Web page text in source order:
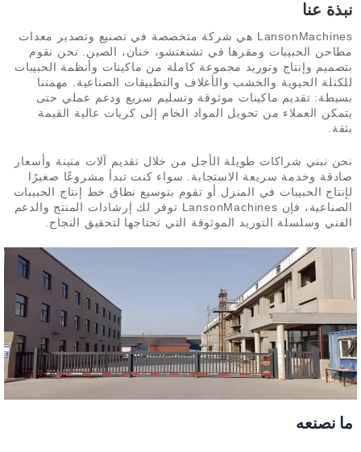
نبذة عنا
LansonMachines هي شركة متخصصة في تصنيع وتصدير معدات
مطاحن الحبيبات ومقرها في تشنغتشو، خنان، الصين. نحن نقوم
بتصميم وإنتاج وتوريد مجموعة كاملة من ماكينات وأنظمة الحبيبات
للكتلة الحيوية والخشب والأعلاف والتطبيقات الصناعية. مهمتنا
بسيطة: تقديم ماكينات موثوقة وتسليم سريع ودعم عملي حتى
يتمكن العملاء من تحويل المواد الخام إلى كريات عالية القيمة
بثقة.
نحن نبني شراكات طويلة الأجل من خلال تقديم آلات متينة وأسعار
صادقة وخدمة سريعة الاستجابة. سواء كنت تبدأ مشروعًا صغيرًا
لإنتاج الحبيبات في المنزل أو تقوم بتوسيع نطاق خط إنتاج الحبيبات
الصناعية، فإن LansonMachines توفر لك إرشادات المنتج والدعم
الفني وسلسلة التوريد الموثوقة التي تحتاجها لتحقيق النجاح.
ما نصنعه